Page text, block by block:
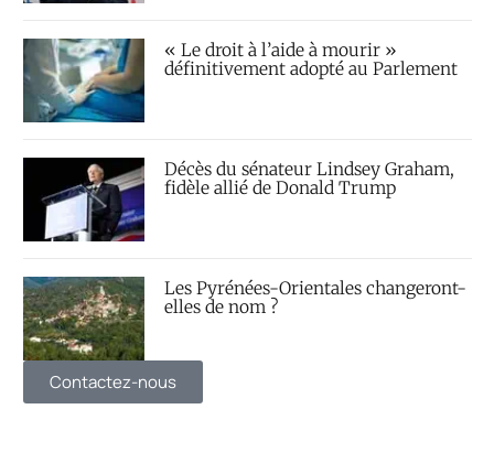
« Le droit à l’aide à mourir »
définitivement adopté au Parlement
Décès du sénateur Lindsey Graham,
fidèle allié de Donald Trump
Les Pyrénées-Orientales changeront-
elles de nom ?
Contactez-nous